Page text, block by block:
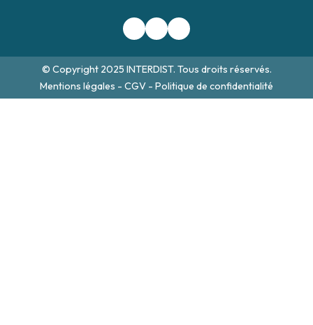
© Copyright 2025 INTERDIST. Tous droits réservés.
Mentions légales - CGV - Politique de confidentialité